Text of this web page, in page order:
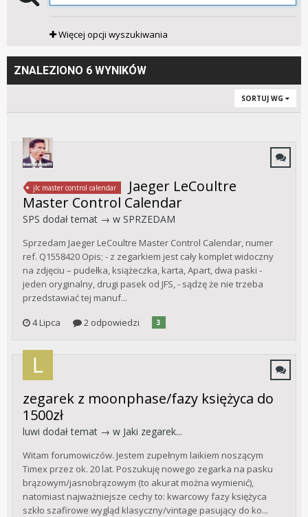
Więcej opcji wyszukiwania
ZNALEZIONO 6 WYNIKÓW
SORTUJ WG
jlc master control calendar
Jaeger LeCoultre
Master Control Calendar
SPS dodał temat → w SPRZEDAM
Sprzedam Jaeger LeCoultre Master Control Calendar, numer
ref. Q1558420 Opis; - z zegarkiem jest cały komplet widoczny
na zdjęciu – pudełka, książeczka, karta, Apart, dwa paski -
jeden oryginalny, drugi pasek od JFS, - sądzę że nie trzeba
przedstawiać tej manuf...
4 Lipca
2 odpowiedzi 3
zegarek z moonphase/fazy księżyca do
1500zł
luwi dodał temat → w Jaki zegarek...
Witam forumowiczów. Jestem zupełnym laikiem noszącym
Timex przez ok. 20 lat. Poszukuję nowego zegarka na pasku
brązowym/jasnobrązowym (to akurat można wymienić),
natomiast najważniejsze cechy to: kwarcowy fazy księżyca
szkło szafirowe wygląd klasyczny/vintage pasujący do ko...